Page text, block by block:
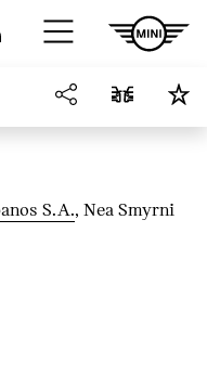
Σύνδεση
S.A., Nea Smyrni